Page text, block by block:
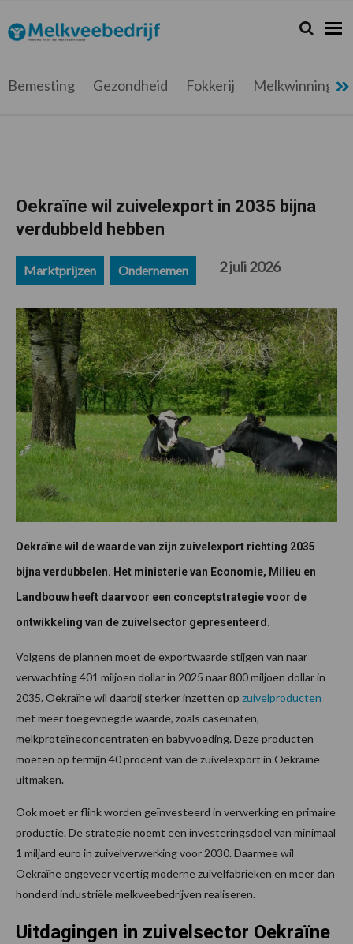
de
hoofdnavigatie
de
hoofd
de
eerste
de
voettekst
Melkveebedrijf.be
Nieuws
melkveehouder
Zoeken...
Zoek
Bemesting Gezondheid Fokkerij Melkwinning
Oekraïne wil zuivelexport in 2035 bijna
verdubbeld hebben
Marktprijzen Ondernemen 2 juli 2026
Oekraïne wil de waarde van zijn zuivelexport richting 2035
bijna verdubbelen. Het ministerie van Economie, Milieu en
Landbouw heeft daarvoor een conceptstrategie voor de
ontwikkeling van de zuivelsector gepresenteerd.
Volgens de plannen moet de exportwaarde stijgen van naar
verwachting 401 miljoen dollar in 2025 naar 800 miljoen dollar in
2035. Oekraïne wil daarbij sterker inzetten op zuivelproducten
met meer toegevoegde waarde, zoals caseïnaten,
melkproteïneconcentraten en babyvoeding. Deze producten
moeten op termijn 40 procent van de zuivelexport in Oekraïne
uitmaken.
Ook moet er flink worden geïnvesteerd in verwerking en primaire
productie. De strategie noemt een investeringsdoel van minimaal
1 miljard euro in zuivelverwerking voor 2030. Daarmee wil
Oekraïne ongeveer veertig moderne zuivelfabrieken en meer dan
honderd industriële melkveebedrijven realiseren.
Uitdagingen in zuivelsector Oekraïne